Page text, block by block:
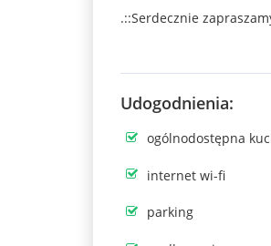
.::Serdecznie
ps.UWAGA!!!
Udogodnienia
Udogodnienia:
ogólnodostępna
internet wi-fi
parking